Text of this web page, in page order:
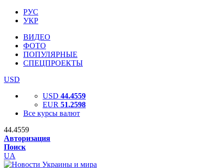
РУС
УКР
ВИДЕО
ФОТО
ПОПУЛЯРНЫЕ
СПЕЦПРОЕКТЫ
USD
USD 44.4559
EUR 51.2598
Все курсы валют
44.4559
Авторизация
Поиск
UA